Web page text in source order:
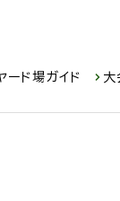
ード場ガイド 大